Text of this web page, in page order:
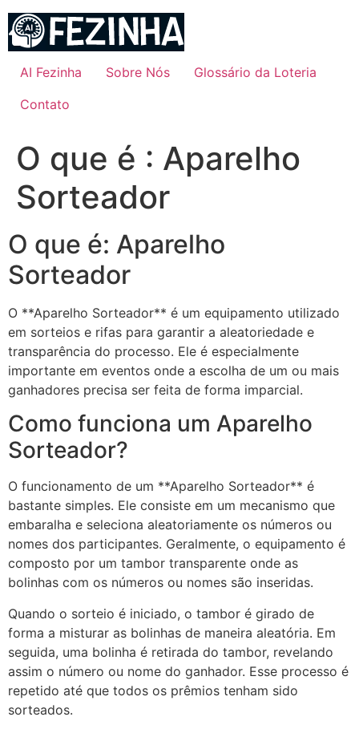
para
conteúdo
AI Fezinha Sobre Nós
Glossário da Loteria
Contato
O que é : Aparelho
Sorteador
O que é: Aparelho
Sorteador
O **Aparelho Sorteador** é um equipamento utilizado
em sorteios e rifas para garantir a aleatoriedade e
transparência do processo. Ele é especialmente
importante em eventos onde a escolha de um ou mais
ganhadores precisa ser feita de forma imparcial.
Como funciona um Aparelho
Sorteador?
O funcionamento de um **Aparelho Sorteador** é
bastante simples. Ele consiste em um mecanismo que
embaralha e seleciona aleatoriamente os números ou
nomes dos participantes. Geralmente, o equipamento é
composto por um tambor transparente onde as
bolinhas com os números ou nomes são inseridas.
Quando o sorteio é iniciado, o tambor é girado de
forma a misturar as bolinhas de maneira aleatória. Em
seguida, uma bolinha é retirada do tambor, revelando
assim o número ou nome do ganhador. Esse processo é
repetido até que todos os prêmios tenham sido
sorteados.